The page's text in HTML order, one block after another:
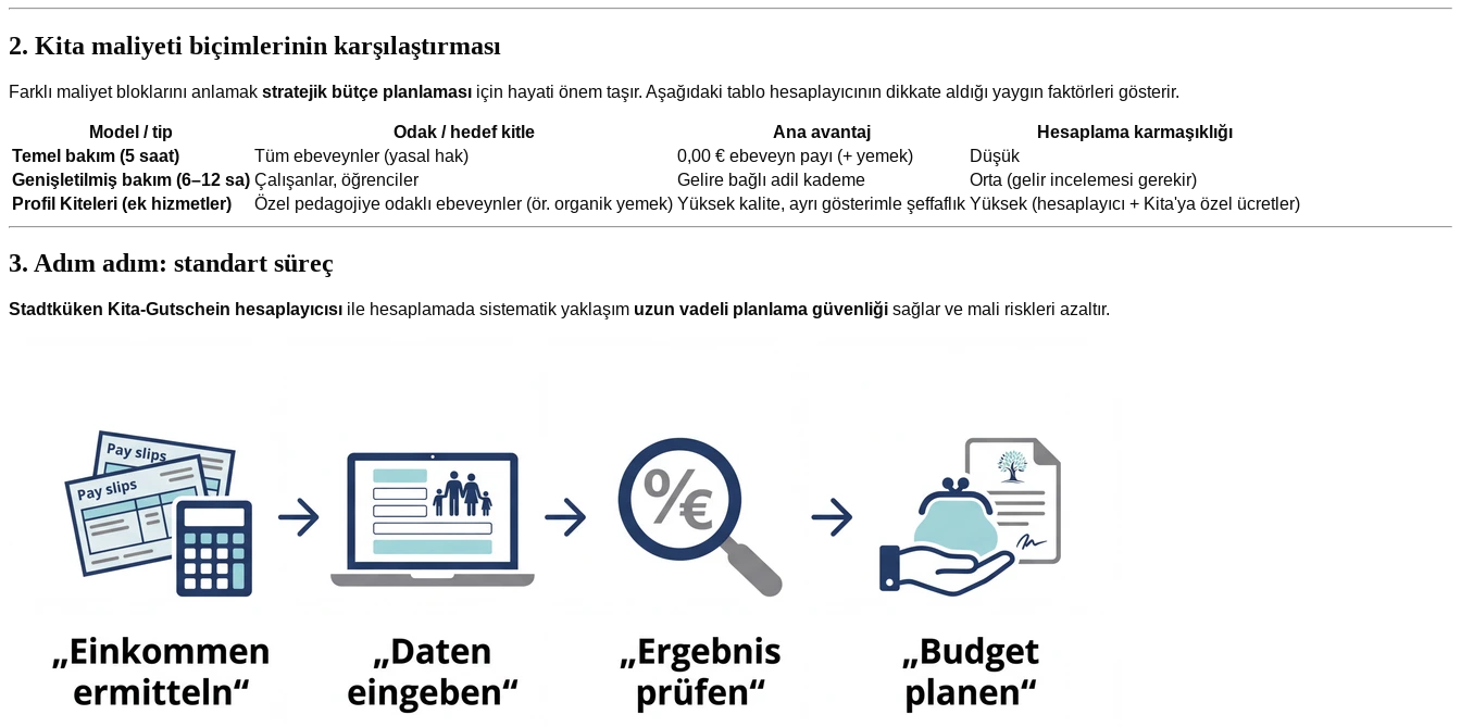
2. Kita maliyeti biçimlerinin karşılaştırması
Farklı maliyet bloklarını anlamak stratejik bütçe planlaması için hayati önem taşır. Aşağıdaki tablo hesaplayıcının dikkate aldığı yaygın faktörleri gösterir.
Model / tip Odak / hedef kitle Ana avantaj
Hesaplama karmaşıklığı
Temel bakım (5 saat)
Tüm ebeveynler (yasal hak) 0,00 € ebeveyn payı (+ yemek)
Düşük
Genişletilmiş bakım (6–12 sa) Çalışanlar, öğrenciler Gelire bağlı adil kademe
Orta (gelir incelemesi gerekir)
Profil Kiteleri (ek hizmetler)
Özel pedagojiye odaklı ebeveynler (ör. organik yemek) Yüksek kalite, ayrı gösterimle şeffaflık Yüksek (hesaplayıcı + Kita'ya özel ücretler)
3. Adım adım: standart süreç
Stadtküken Kita-Gutschein hesaplayıcısı ile hesaplamada sistematik yaklaşım uzun vadeli planlama güvenliği sağlar ve mali riskleri azaltır.